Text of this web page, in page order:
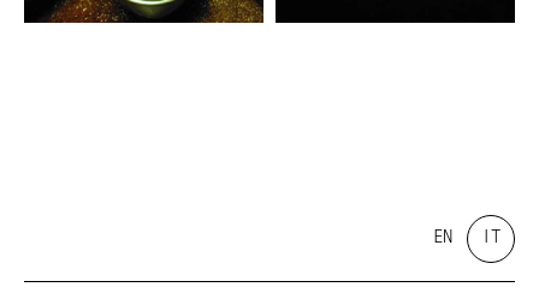
EN